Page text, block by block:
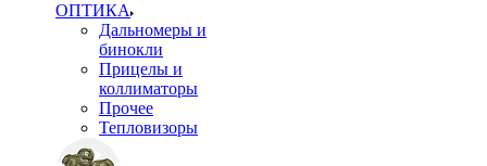
ОПТИКА
Дальномеры и
бинокли
Прицелы и
коллиматоры
Прочее
Тепловизоры